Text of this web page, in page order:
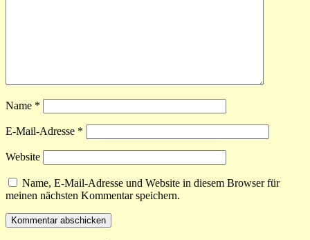
Name *
E-Mail-Adresse *
Website
Name, E-Mail-Adresse und Website in diesem Browser für
meinen nächsten Kommentar speichern.